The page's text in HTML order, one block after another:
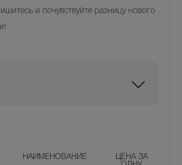
и почувствуйте разницу нового
НАИМЕНОВАНИЕ
ЦЕНА ЗА